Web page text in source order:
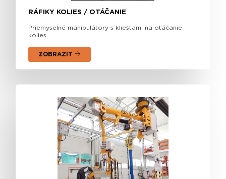
RÁFIKY KOLIES / OTÁČANIE
Priemyselné manipulátory s kliešťami na otáčanie
kolies
ZOBRAZIT